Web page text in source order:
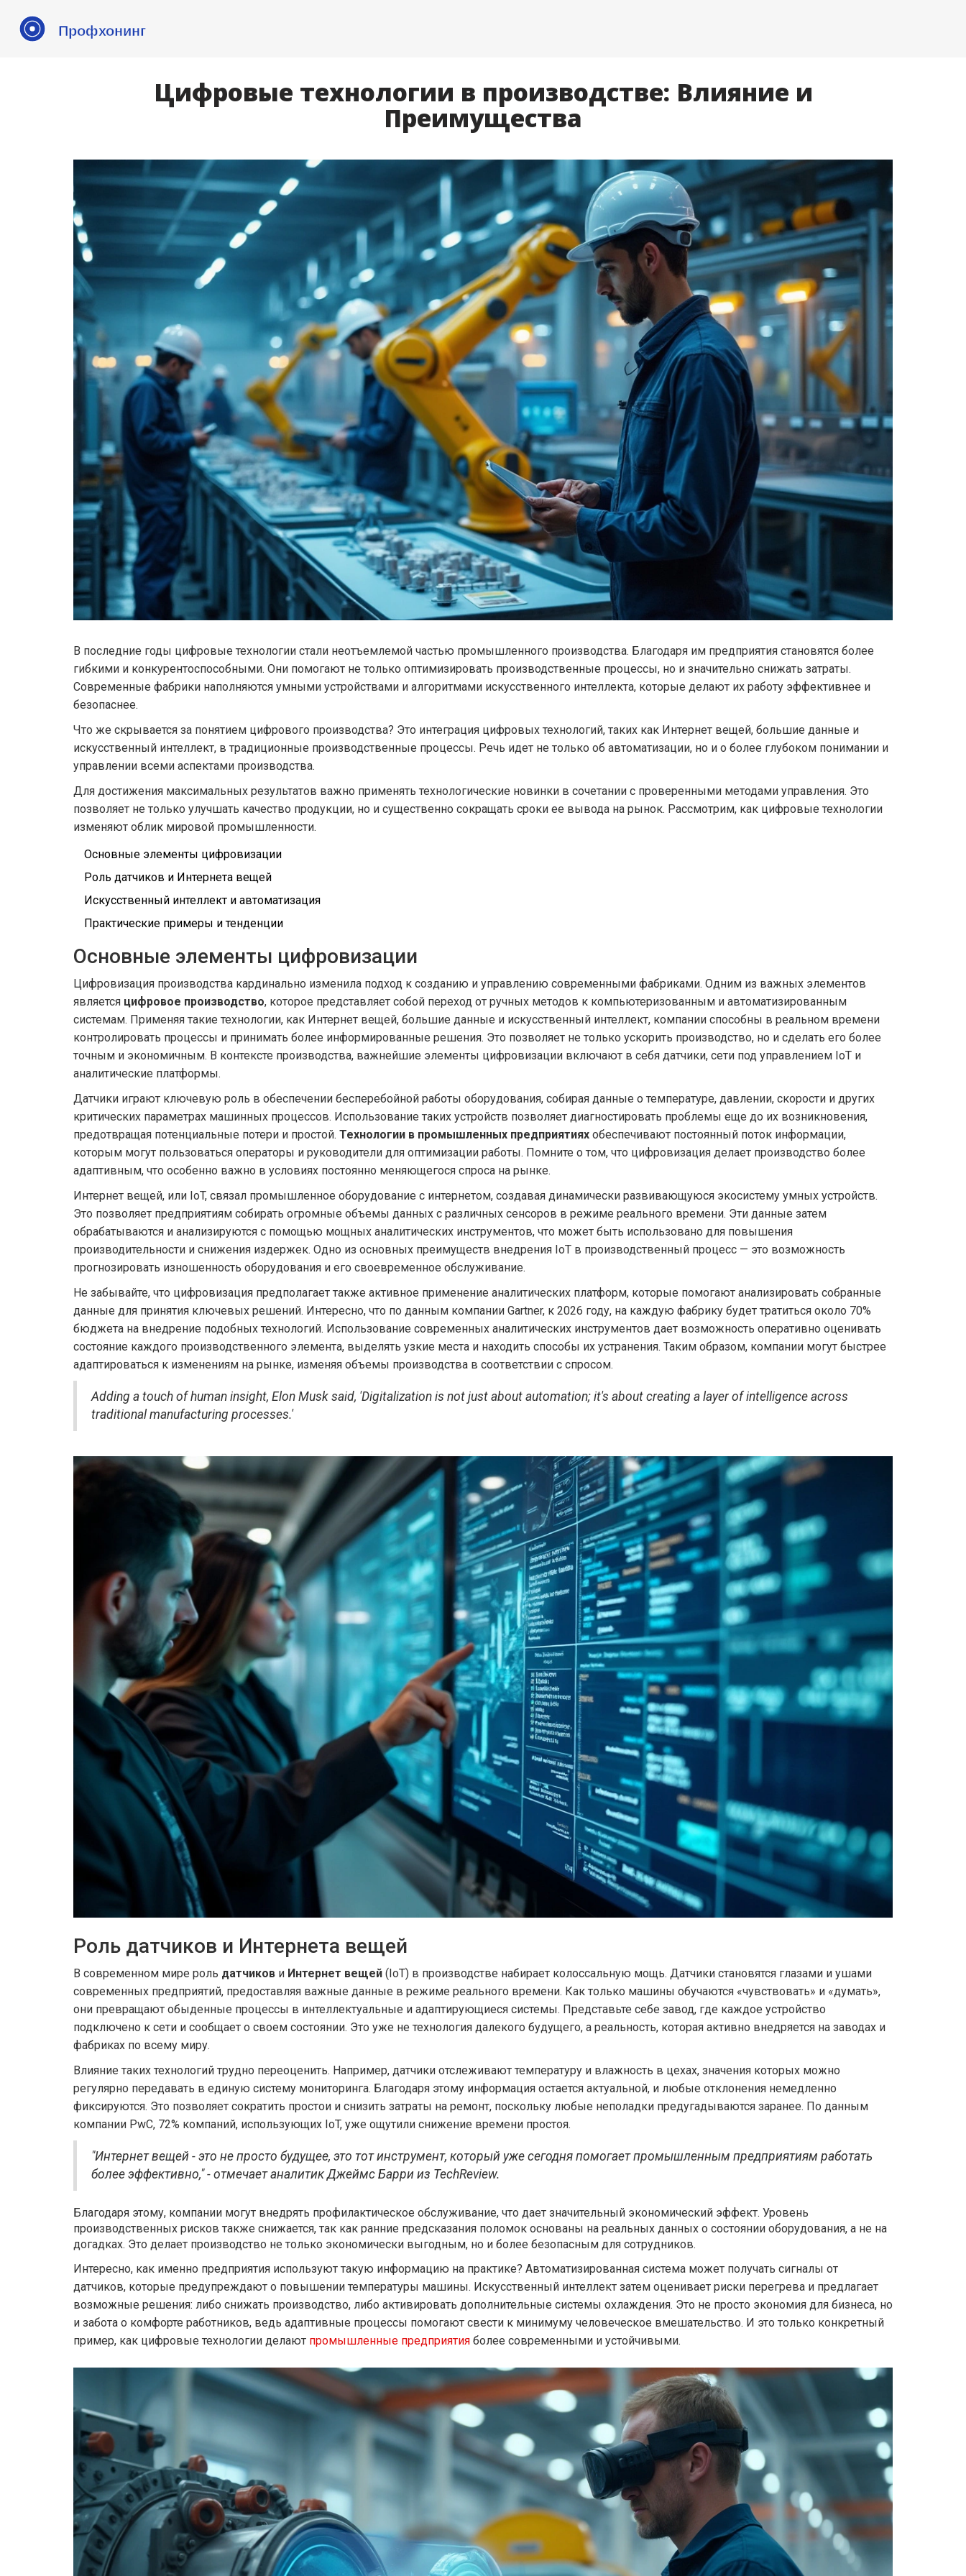
Цифровые технологии в производстве: Влияние и
Преимущества
В последние годы цифровые технологии стали неотъемлемой частью промышленного производства. Благодаря им предприятия становятся более
гибкими и конкурентоспособными. Они помогают не только оптимизировать производственные процессы, но и значительно снижать затраты.
Современные фабрики наполняются умными устройствами и алгоритмами искусственного интеллекта, которые делают их работу эффективнее и
безопаснее.
Что же скрывается за понятием цифрового производства? Это интеграция цифровых технологий, таких как Интернет вещей, большие данные и
искусственный интеллект, в традиционные производственные процессы. Речь идет не только об автоматизации, но и о более глубоком понимании и
управлении всеми аспектами производства.
Для достижения максимальных результатов важно применять технологические новинки в сочетании с проверенными методами управления. Это
позволяет не только улучшать качество продукции, но и существенно сокращать сроки ее вывода на рынок. Рассмотрим, как цифровые технологии
изменяют облик мировой промышленности.
Основные элементы цифровизации
Роль датчиков и Интернета вещей
Искусственный интеллект и автоматизация
Практические примеры и тенденции
Основные элементы цифровизации
Цифровизация производства кардинально изменила подход к созданию и управлению современными фабриками. Одним из важных элементов
является цифровое производство, которое представляет собой переход от ручных методов к компьютеризованным и автоматизированным
системам. Применяя такие технологии, как Интернет вещей, большие данные и искусственный интеллект, компании способны в реальном времени
контролировать процессы и принимать более информированные решения. Это позволяет не только ускорить производство, но и сделать его более
точным и экономичным. В контексте производства, важнейшие элементы цифровизации включают в себя датчики, сети под управлением IoT и
аналитические платформы.
Датчики играют ключевую роль в обеспечении бесперебойной работы оборудования, собирая данные о температуре, давлении, скорости и других
критических параметрах машинных процессов. Использование таких устройств позволяет диагностировать проблемы еще до их возникновения,
предотвращая потенциальные потери и простой. Технологии в промышленных предприятиях обеспечивают постоянный поток информации,
которым могут пользоваться операторы и руководители для оптимизации работы. Помните о том, что цифровизация делает производство более
адаптивным, что особенно важно в условиях постоянно меняющегося спроса на рынке.
Интернет вещей, или IoT, связал промышленное оборудование с интернетом, создавая динамически развивающуюся экосистему умных устройств.
Это позволяет предприятиям собирать огромные объемы данных с различных сенсоров в режиме реального времени. Эти данные затем
обрабатываются и анализируются с помощью мощных аналитических инструментов, что может быть использовано для повышения
производительности и снижения издержек. Одно из основных преимуществ внедрения IoT в производственный процесс — это возможность
прогнозировать изношенность оборудования и его своевременное обслуживание.
Не забывайте, что цифровизация предполагает также активное применение аналитических платформ, которые помогают анализировать собранные
данные для принятия ключевых решений. Интересно, что по данным компании Gartner, к 2026 году, на каждую фабрику будет тратиться около 70%
бюджета на внедрение подобных технологий. Использование современных аналитических инструментов дает возможность оперативно оценивать
состояние каждого производственного элемента, выделять узкие места и находить способы их устранения. Таким образом, компании могут быстрее
адаптироваться к изменениям на рынке, изменяя объемы производства в соответствии с спросом.
Adding a touch of human insight, Elon Musk said, 'Digitalization is not just about automation; it's about creating a layer of intelligence across
traditional manufacturing processes.'
Роль датчиков и Интернета вещей
В современном мире роль датчиков и Интернет вещей (IoT) в производстве набирает колоссальную мощь. Датчики становятся глазами и ушами
современных предприятий, предоставляя важные данные в режиме реального времени. Как только машины обучаются «чувствовать» и «думать»,
они превращают обыденные процессы в интеллектуальные и адаптирующиеся системы. Представьте себе завод, где каждое устройство
подключено к сети и сообщает о своем состоянии. Это уже не технология далекого будущего, а реальность, которая активно внедряется на заводах и
фабриках по всему миру.
Влияние таких технологий трудно переоценить. Например, датчики отслеживают температуру и влажность в цехах, значения которых можно
регулярно передавать в единую систему мониторинга. Благодаря этому информация остается актуальной, и любые отклонения немедленно
фиксируются. Это позволяет сократить простои и снизить затраты на ремонт, поскольку любые неполадки предугадываются заранее. По данным
компании PwC, 72% компаний, использующих IoT, уже ощутили снижение времени простоя.
"Интернет вещей - это не просто будущее, это тот инструмент, который уже сегодня помогает промышленным предприятиям работать
более эффективно," - отмечает аналитик Джеймс Барри из TechReview.
Благодаря этому, компании могут внедрять профилактическое обслуживание, что дает значительный экономический эффект. Уровень
производственных рисков также снижается, так как ранние предсказания поломок основаны на реальных данных о состоянии оборудования, а не на
догадках. Это делает производство не только экономически выгодным, но и более безопасным для сотрудников.
Интересно, как именно предприятия используют такую информацию на практике? Автоматизированная система может получать сигналы от
датчиков, которые предупреждают о повышении температуры машины. Искусственный интеллект затем оценивает риски перегрева и предлагает
возможные решения: либо снижать производство, либо активировать дополнительные системы охлаждения. Это не просто экономия для бизнеса, но
и забота о комфорте работников, ведь адаптивные процессы помогают свести к минимуму человеческое вмешательство. И это только конкретный
пример, как цифровые технологии делают промышленные предприятия более современными и устойчивыми.